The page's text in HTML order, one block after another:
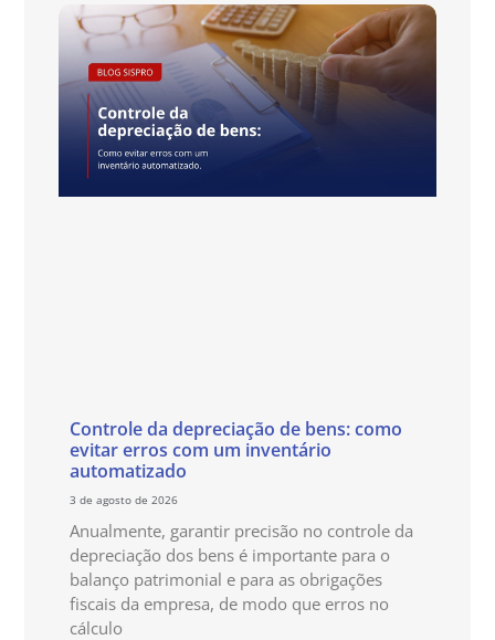
Controle da depreciação de bens: como
evitar erros com um inventário
automatizado
3 de agosto de 2026
Anualmente, garantir precisão no controle da
depreciação dos bens é importante para o
balanço patrimonial e para as obrigações
fiscais da empresa, de modo que erros no
cálculo